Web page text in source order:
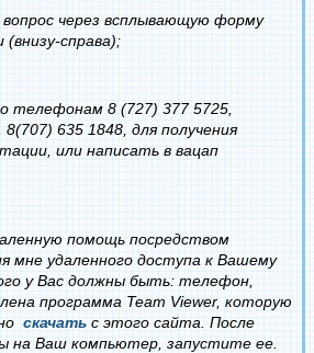
вопрос через всплывающую форму
(внизу-справа);
телефонам 8 (727) 377 5725,
635 1848, для получения
или написать в вацап
помощь посредством
мне удаленного доступа к Вашему
у Вас должны быть: телефон,
программа Team Viewer, которую
скачать с этого сайта. После
на Ваш компьютер, запустите ее.